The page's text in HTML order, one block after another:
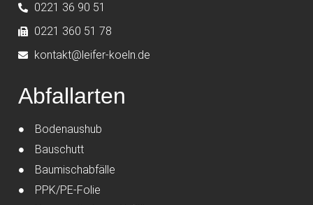
0221 36 90 51
0221 360 51 78
kontakt@leifer-koeln.de
Abfallarten
Bodenaushub
Bauschutt
Baumischabfälle
PPK/PE-Folie